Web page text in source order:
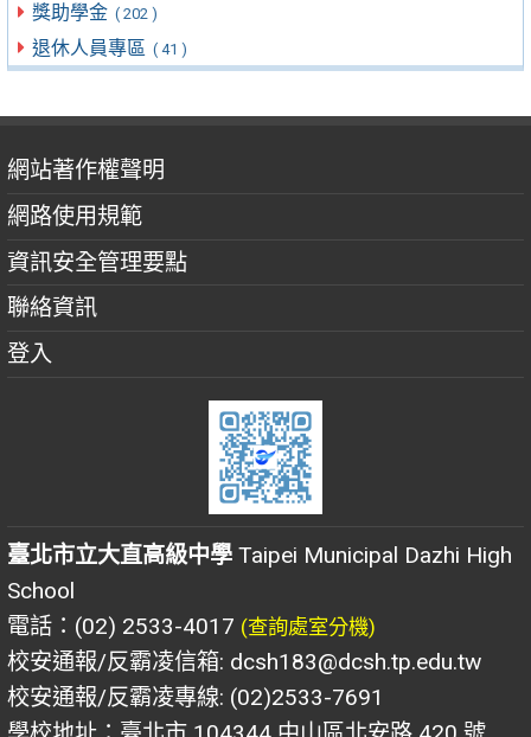
獎助學金 ( 202 )
退休人員專區 ( 41 )
網站著作權聲明
網路使用規範
資訊安全管理要點
聯絡資訊
登入
臺北市立大直高級中學 Taipei Municipal Dazhi High
School
電話：(02) 2533-4017 (查詢處室分機)
校安通報/反霸凌信箱: dcsh183@dcsh.tp.edu.tw
校安通報/反霸凌專線: (02)2533-7691